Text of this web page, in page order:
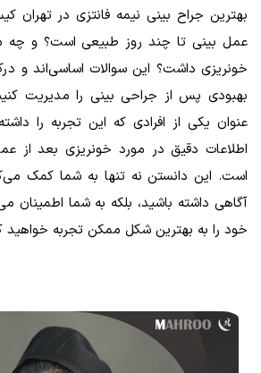
بهترین جراح بینی نیمه فانتزی در تهران
عمل بینی تا چند روز طبیعی است؟ و چه
خونریزی داشت؟ این سوالات اساسی‌اند و
بهبودی پس از جراحی بینی را مدیریت
عنوان یکی از افرادی که این تجربه را
اطلاعات دقیق در مورد خونریزی بعد از
است. این دانستن نه تنها به شما کمک
آگاهی داشته باشید، بلکه به شما اطمینان
خود را به بهترین شکل ممکن تجربه خواهید